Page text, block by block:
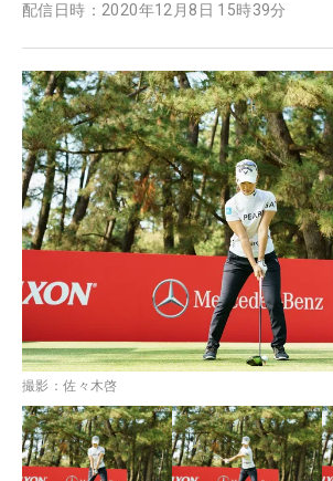
配信日時： 2020年12月8日 15時39分
撮影：佐々木啓